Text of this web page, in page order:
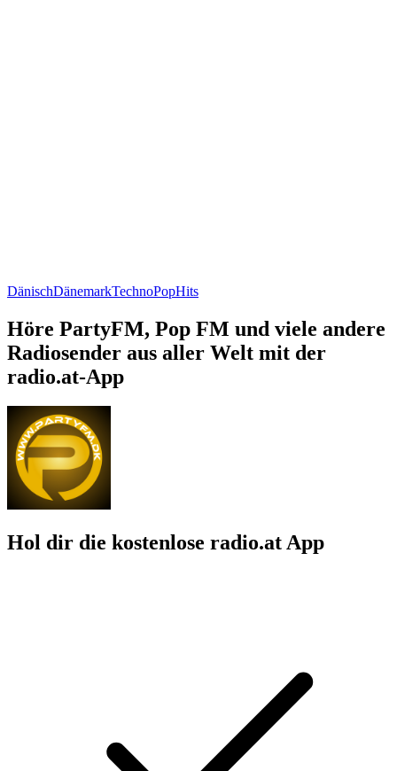
DänischDänemarkTechnoPopHits
Höre PartyFM, Pop FM und viele andere
Radiosender aus aller Welt mit der
radio.at-App
Hol dir die kostenlose radio.at App